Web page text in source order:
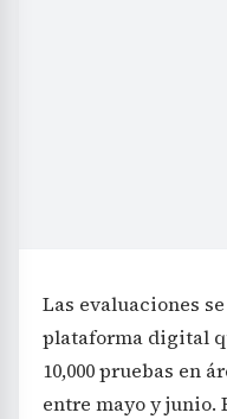
Las evaluaciones
plataforma digital
10,000 pruebas en
entre mayo y junio.